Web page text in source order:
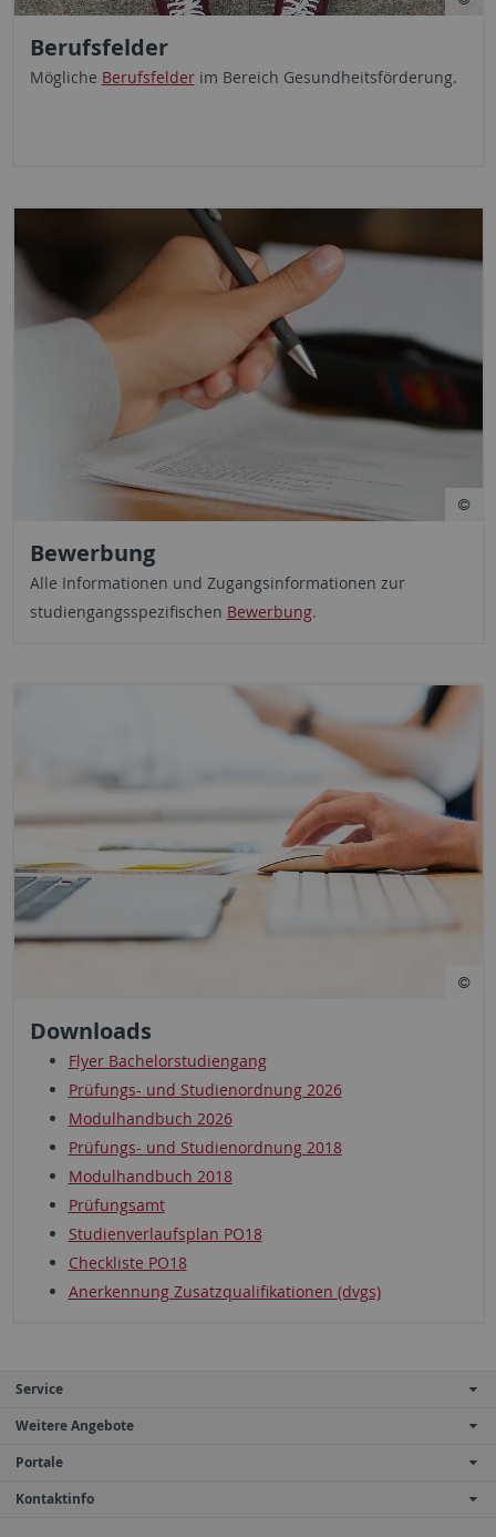
Berufsfelder
Mögliche Berufsfelderim Bereich Gesundheitsförderung.
Bewerbung
Alle Informationen und Zugangsinformationen zur
studiengangsspezifischen Bewerbung.
Downloads
Flyer Bachelorstudiengang
Prüfungs- und Studienordnung 2026
Modulhandbuch 2026
Prüfungs- und Studienordnung 2018
Modulhandbuch 2018
Prüfungsamt
Studienverlaufsplan PO18
Checkliste PO18
Anerkennung Zusatzqualifikationen (dvgs)
Service
Weitere Angebote
Portale
Kontaktinfo